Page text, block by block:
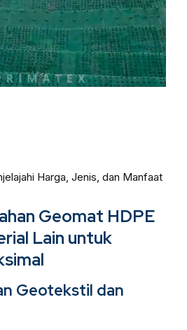
Harga, Jenis, dan Manfaat
Geomat HDPE
Lain untuk
Geotekstil dan